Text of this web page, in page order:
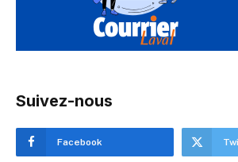
Suivez-nous
Facebook